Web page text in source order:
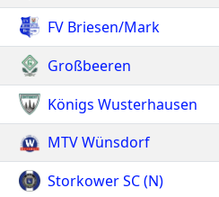
FV Briesen/Mark
Großbeeren
Königs Wusterhausen
MTV Wünsdorf
Storkower SC (N)